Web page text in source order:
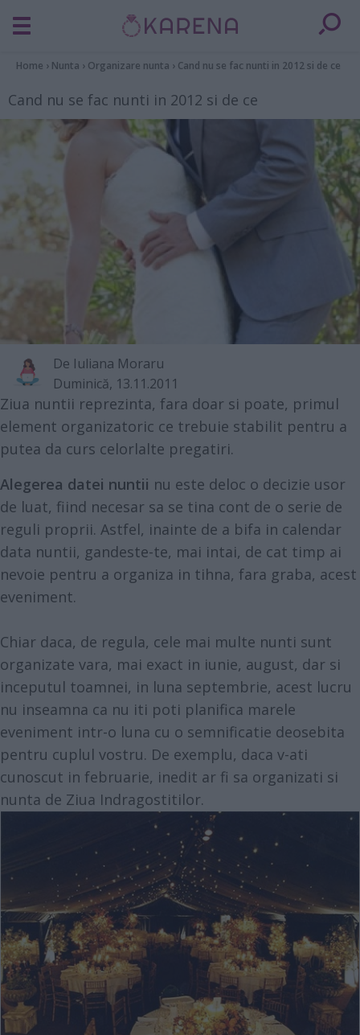
Home › Nunta › Organizare nunta › Cand nu se fac nunti in 2012 si de ce
Cand nu se fac nunti in 2012 si de ce
De Iuliana Moraru
Duminică, 13.11.2011
Ziua nuntii reprezinta, fara doar si poate, primul
element organizatoric ce trebuie stabilit pentru a
putea da curs celorlalte pregatiri.
Alegerea datei nuntii nu este deloc o decizie usor
de luat, fiind necesar sa se tina cont de o serie de
reguli proprii. Astfel, inainte de a bifa in calendar
data nuntii, gandeste-te, mai intai, de cat timp ai
nevoie pentru a organiza in tihna, fara graba, acest
eveniment.
Chiar daca, de regula, cele mai multe nunti sunt
organizate vara, mai exact in iunie, august, dar si
inceputul toamnei, in luna septembrie, acest lucru
nu inseamna ca nu iti poti planifica marele
eveniment intr-o luna cu o semnificatie deosebita
pentru cuplul vostru. De exemplu, daca v-ati
cunoscut in februarie, inedit ar fi sa organizati si
nunta de Ziua Indragostitilor.